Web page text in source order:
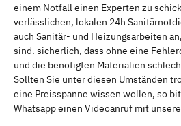
einem Notfall einen Experten zu
verlässlichen, lokalen 24h
auch Sanitär- und Heizungsarbeiten
sind. sicherlich, dass ohne eine
und die benötigten Materialien
Sollten Sie unter diesen Umständen
eine Preisspanne wissen wollen, so
Whatsapp einen Videoanruf mit